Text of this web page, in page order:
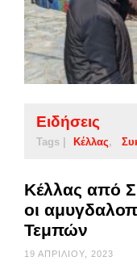
Ειδήσεις
Tags | Κέλλας
Κέλλας από
οι
Τεμπών
19 ΑΠΡΙΛΊΟΥ, 2023